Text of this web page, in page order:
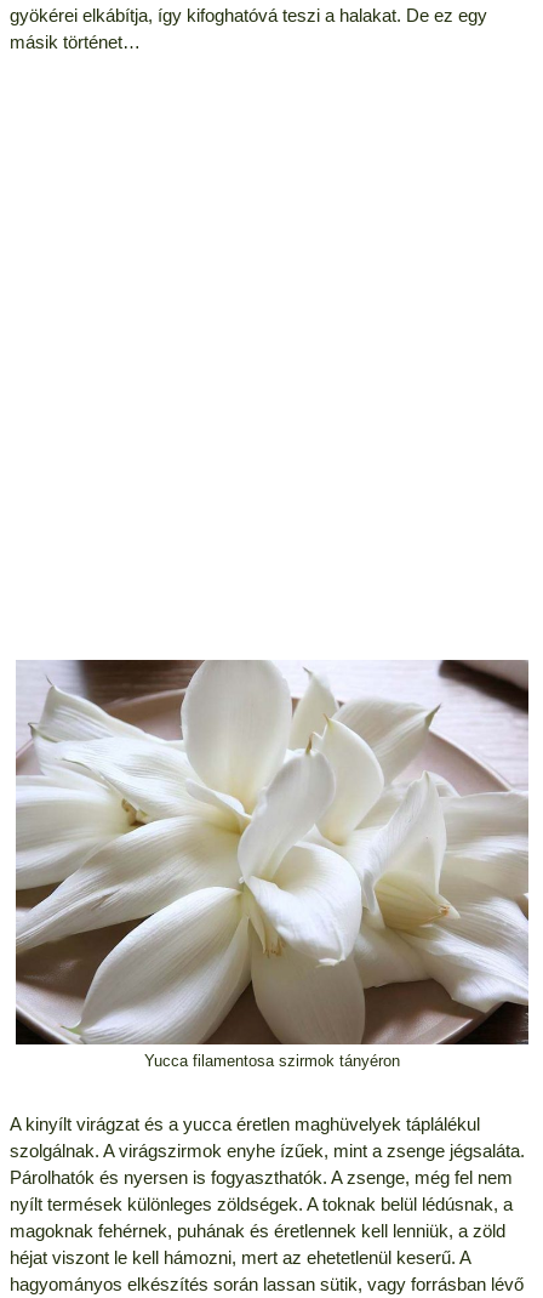
gyökérei elkábítja, így kifoghatóvá teszi a halakat. De ez egy
másik történet…
Yucca filamentosa szirmok tányéron
A kinyílt virágzat és a yucca éretlen maghüvelyek táplálékul
szolgálnak. A virágszirmok enyhe ízűek, mint a zsenge jégsaláta.
Párolhatók és nyersen is fogyaszthatók. A zsenge, még fel nem
nyílt termések különleges zöldségek. A toknak belül lédúsnak, a
magoknak fehérnek, puhának és éretlennek kell lenniük, a zöld
héjat viszont le kell hámozni, mert az ehetetlenül keserű. A
hagyományos elkészítés során lassan sütik, vagy forrásban lévő